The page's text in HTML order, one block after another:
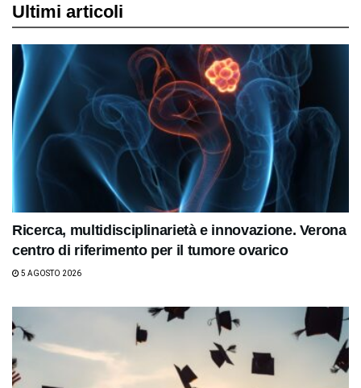
Ultimi articoli
Ricerca, multidisciplinarietà e innovazione. Verona
centro di riferimento per il tumore ovarico
5 AGOSTO 2026